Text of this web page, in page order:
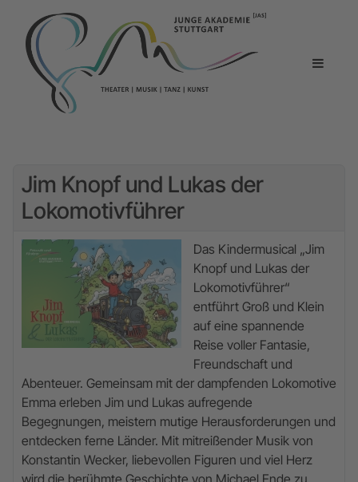
Jim Knopf und Lukas der
Lokomotivführer
Das Kindermusical „Jim
Knopf und Lukas der
Lokomotivführer“
entführt Groß und Klein
auf eine spannende
Reise voller Fantasie,
Freundschaft und
Abenteuer. Gemeinsam mit der dampfenden Lokomotive
Emma erleben Jim und Lukas aufregende
Begegnungen, meistern mutige Herausforderungen und
entdecken ferne Länder. Mit mitreißender Musik von
Konstantin Wecker, liebevollen Figuren und viel Herz